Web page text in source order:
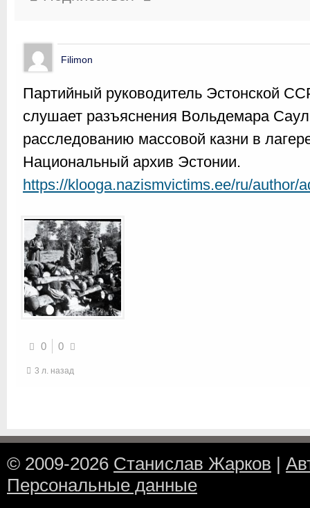
Filimon
Партийный руководитель Эстонской
слушает разъяснения Вольдемара
расследованию массовой казни в
Национальный архив Эстонии.
https://klooga.nazismvictims.ee/ru/author/
0 0
3 л. назад
© 2009-2026 Станислав Жарков |
Персональные данные